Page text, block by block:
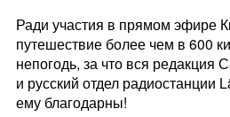
Ради участия в прямом эфире
путешествие более чем в 600
непогодь, за что вся редакция
и русский отдел радиостанции
ему благодарны!